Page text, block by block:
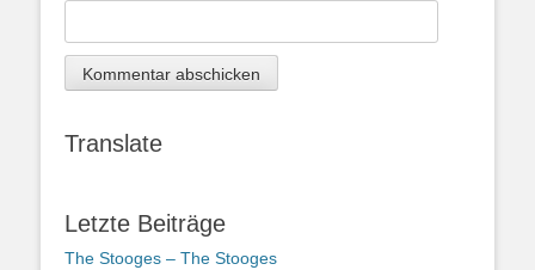
Translate
Letzte Beiträge
The Stooges – The Stooges